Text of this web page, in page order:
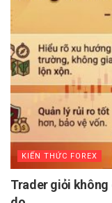
KIẾN THỨC FOREX
Trader giỏi không